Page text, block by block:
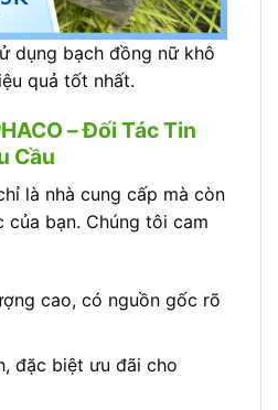
dụng bạch đồng nữ khô
quả tốt nhất.
– Đối Tác Tin
Cầu
là nhà cung cấp mà còn
bạn. Chúng tôi cam
cao, có nguồn gốc rõ
đặc biệt ưu đãi cho